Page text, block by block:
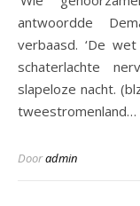
antwoordde
verbaasd. ‘De
schaterlachte
slapeloze nacht.
tweestromenland…
Dooradmin